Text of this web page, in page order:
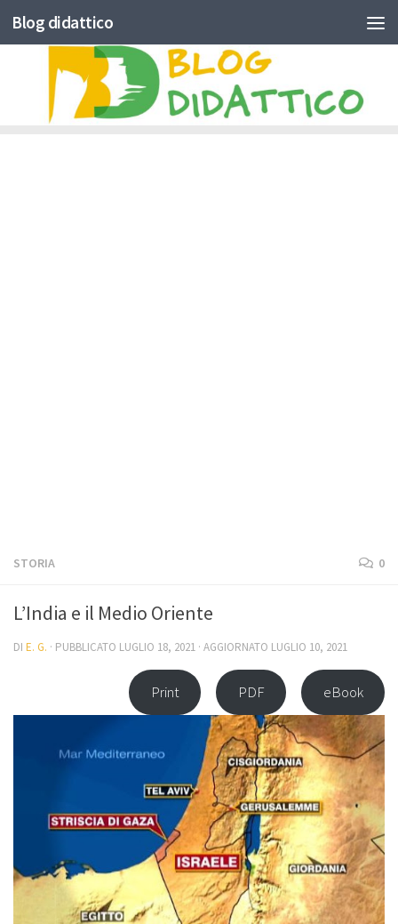
Skip to content
Blog didattico
STORIA 0
L’India e il Medio Oriente
DI E. G. · PUBBLICATO LUGLIO 18, 2021 · AGGIORNATO LUGLIO 10, 2021
Print PDF eBook